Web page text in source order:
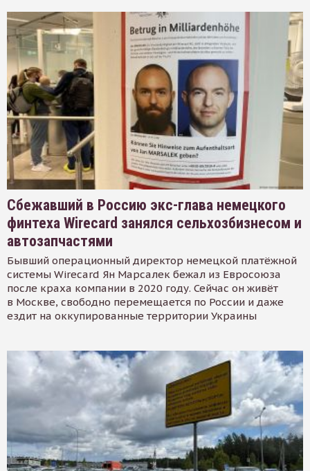
Сбежавший в Россию экс-глава немецкого
финтеха Wirecard занялся сельхозбизнесом и
автозапчастями
Бывший операционный директор немецкой платёжной
системы Wirecard Ян Марсалек бежал из Евросоюза
после краха компании в 2020 году. Сейчас он живёт
в Москве, свободно перемещается по России и даже
ездит на оккупированные территории Украины